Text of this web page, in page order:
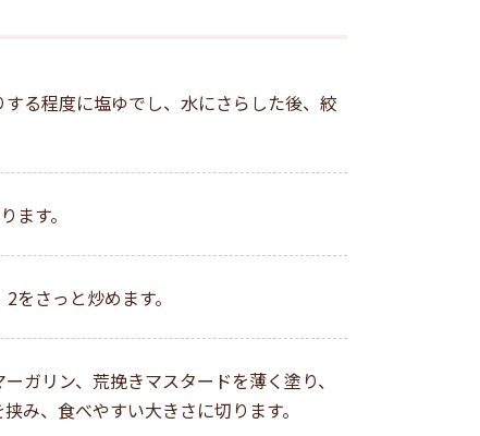
る程度に塩ゆでし、水にさらした後、絞
ます。
をさっと炒めます。
ガリン、荒挽きマスタードを薄く塗り、
み、食べやすい大きさに切ります。